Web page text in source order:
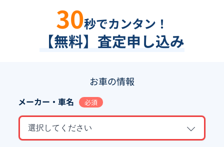
30秒でカンタン！
【無料】査定申し込み
お車の情報
メーカー・車名 必須
選択してください